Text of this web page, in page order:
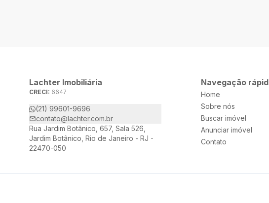
Lachter Imobiliária
CRECI: 6647
(21) 99601-9696
contato@lachter.com.br
Rua Jardim Botânico, 657, Sala 526,
Jardim Botânico, Rio de Janeiro - RJ -
22470-050
Navegação
Home
Sobre nós
Buscar imóvel
Anunciar imóvel
Contato